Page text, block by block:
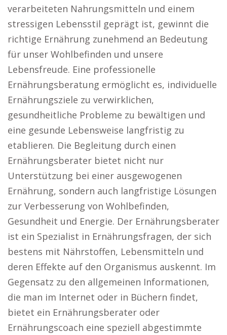
verarbeiteten Nahrungsmitteln und einem
stressigen Lebensstil geprägt ist, gewinnt die
richtige Ernährung zunehmend an Bedeutung
für unser Wohlbefinden und unsere
Lebensfreude. Eine professionelle
Ernährungsberatung ermöglicht es, individuelle
Ernährungsziele zu verwirklichen,
gesundheitliche Probleme zu bewältigen und
eine gesunde Lebensweise langfristig zu
etablieren. Die Begleitung durch einen
Ernährungsberater bietet nicht nur
Unterstützung bei einer ausgewogenen
Ernährung, sondern auch langfristige Lösungen
zur Verbesserung von Wohlbefinden,
Gesundheit und Energie. Der Ernährungsberater
ist ein Spezialist in Ernährungsfragen, der sich
bestens mit Nährstoffen, Lebensmitteln und
deren Effekte auf den Organismus auskennt. Im
Gegensatz zu den allgemeinen Informationen,
die man im Internet oder in Büchern findet,
bietet ein Ernährungsberater oder
Ernährungscoach eine speziell abgestimmte